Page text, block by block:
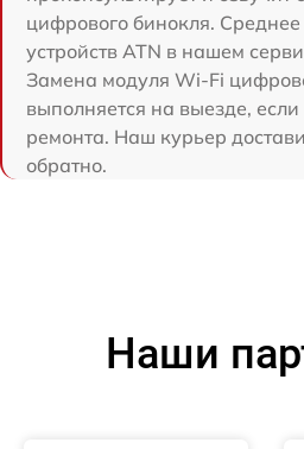
цифрового бинокля.
устройств ATN в нашем
Замена модуля Wi-Fi
выполняется на выезде,
ремонта. Наш курьер
обратно.
Наши